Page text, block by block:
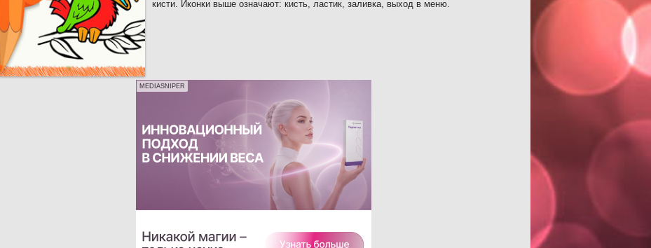
кисти. Иконки выше означают: кисть, ластик, заливка, выход в меню.
MEDIASNIPER